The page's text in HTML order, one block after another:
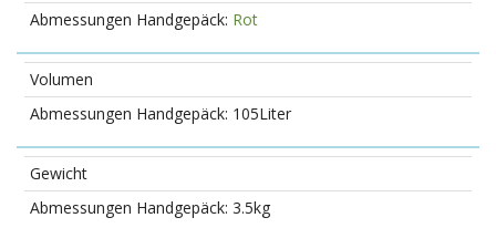
Rot
Volumen
105Liter
Gewicht
3.5kg